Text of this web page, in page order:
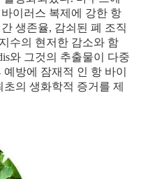
이러스 복제에 강한 항
생존율, 감쇠된 폐 조직
수의 현저한 감소와 함
와 그것의 추출물이 다중
방에 잠재적 인 항 바이
의 생화학적 증거를 제